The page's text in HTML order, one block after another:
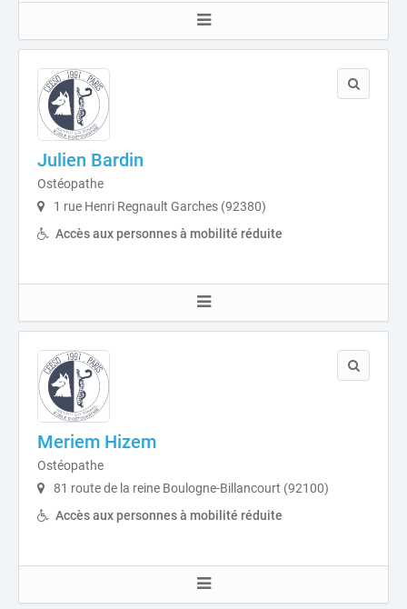
Julien Bardin
Ostéopathe
1 rue Henri Regnault Garches (92380)
Accès aux personnes à mobilité réduite
Meriem Hizem
Ostéopathe
81 route de la reine Boulogne-Billancourt (92100)
Accès aux personnes à mobilité réduite